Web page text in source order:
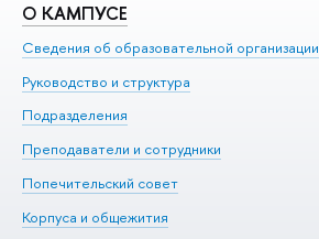
О КАМПУСЕ
Сведения об образовательной организации
Руководство и структура
Подразделения
Преподаватели и сотрудники
Попечительский совет
Корпуса и общежития